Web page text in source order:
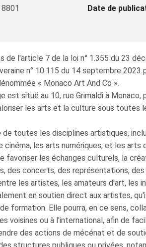
8801 Date de
de l'article 7 de la loi n° 1.355 du 23
n° 10.115 du 14 septembre
« Monaco Art And Co ».
situé au 10, rue Grimaldi à Monaco,
les arts et la culture sous
de toutes les disciplines artistiques,
cinéma, les arts numériques, et les
favoriser les échanges culturels, la
des concerts, des représentations,
les artistes, les amateurs d'art, les
en soutien direct aux artistes,
formation. Elle pourra, en ce sens,
voisines ou à l'international, afin de
des actions de mécénat et de